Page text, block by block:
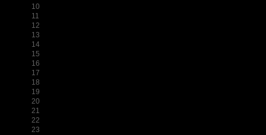
10
11
12
13
14
15
16
17
18
19
20
21
22
23